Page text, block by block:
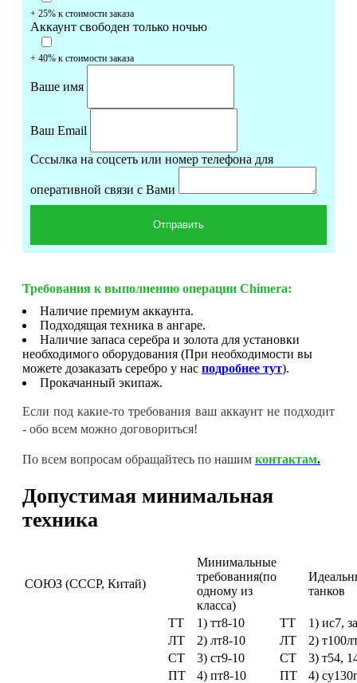
+ 25% к стоимости заказа
Аккаунт свободен только ночью
+ 40% к стоимости заказа
Ваше имя
Ваш Email
Cссылка на соцсеть или номер телефона для
оперативной связи с Вами
Требования к выполнению операции Chimera:
Наличие премиум аккаунта.
Подходящая техника в ангаре.
Наличие запаса серебра и золота для установки
необходимого оборудования (При необходимости вы
можете дозаказать серебро у нас подробнее тут).
Прокачанный экипаж.
Если под какие-то требования ваш аккаунт не подходит
- обо всем можно договориться!
По всем вопросам обращайтесь по нашим контактам.
Допустимая минимальная
техника
СОЮЗ (СССР, Китай)
Минимальные
требования(по
одному из
класса)
танков
ТТ 1) тт8-10 ТТ
1) ис7,
ЛТ
2) лт8-10 ЛТ
2)
СТ
3) ст9-10 СТ
3) т54,
ПТ
4) пт8-10 ПТ
4)